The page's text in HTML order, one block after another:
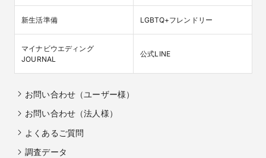
新生活準備 LGBTQ+フレンドリー
マイナビウエディング
JOURNAL
公式LINE
お問い合わせ（ユーザー様）
お問い合わせ（法人様）
よくあるご質問
調査データ